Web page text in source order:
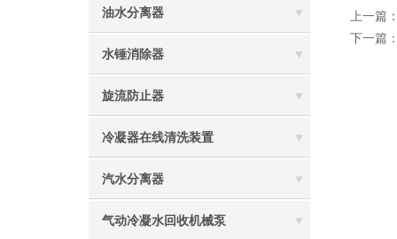
油水分离器
水锤消除器
旋流防止器
冷凝器在线清洗装置
汽水分离器
气动冷凝水回收机械泵
上一篇
下一篇